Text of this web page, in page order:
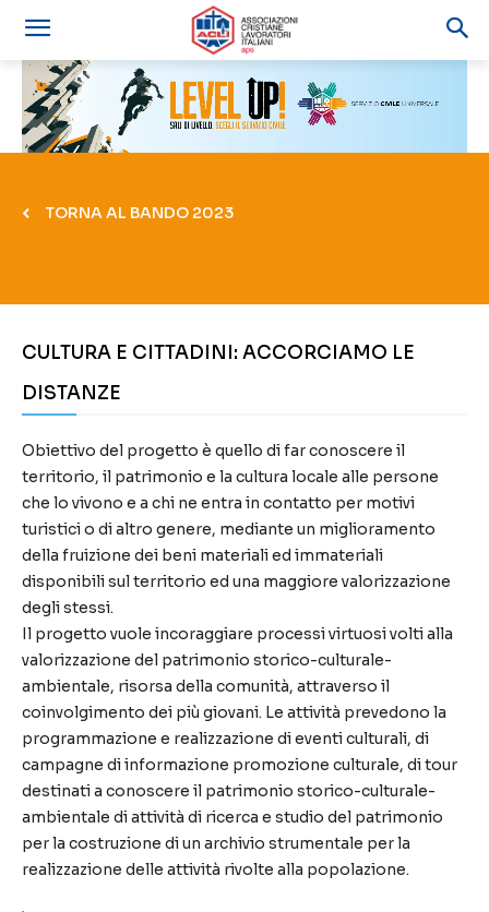
TORNA AL BANDO 2023
CULTURA E CITTADINI: ACCORCIAMO LE
DISTANZE
Obiettivo del progetto è quello di far conoscere il
territorio, il patrimonio e la cultura locale alle persone
che lo vivono e a chi ne entra in contatto per motivi
turistici o di altro genere, mediante un miglioramento
della fruizione dei beni materiali ed immateriali
disponibili sul territorio ed una maggiore valorizzazione
degli stessi.
Il progetto vuole incoraggiare processi virtuosi volti alla
valorizzazione del patrimonio storico-culturale-
ambientale, risorsa della comunità, attraverso il
coinvolgimento dei più giovani. Le attività prevedono la
programmazione e realizzazione di eventi culturali, di
campagne di informazione promozione culturale, di tour
destinati a conoscere il patrimonio storico-culturale-
ambientale di attività di ricerca e studio del patrimonio
per la costruzione di un archivio strumentale per la
realizzazione delle attività rivolte alla popolazione.